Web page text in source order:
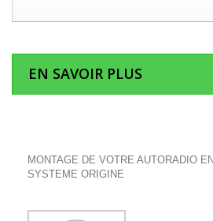
EN SAVOIR PLUS
MONTAGE DE VOTRE AUTORADIO
SYSTEME ORIGINE